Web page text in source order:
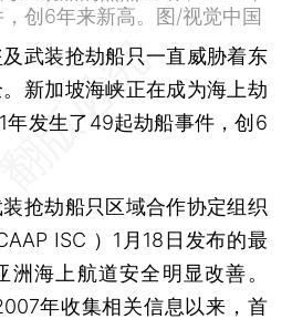
创6年来新高。图/视觉中国
武装抢劫船只一直威胁着东
新加坡海峡正在成为海上劫
年发生了49起劫船事件，创6
劫船只区域合作协定组织
ISC ）1月18日发布的最
海上航道安全明显改善。
年收集相关信息以来，首